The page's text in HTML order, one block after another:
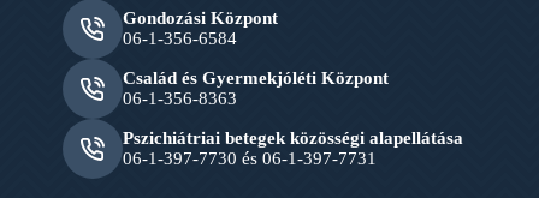
Gondozási Központ
06-1-356-6584
Család és Gyermekjóléti Központ
06-1-356-8363
Pszichiátriai betegek közösségi alapellátása
06-1-397-7730 és 06-1-397-7731